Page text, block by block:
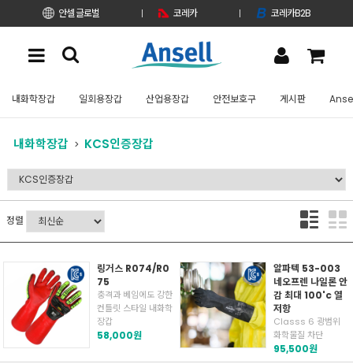
안셀 글로벌 코레카 코레카B2B
내화학장갑 일회용장갑 산업용장갑 안전보호구 게시판
내화학장갑 KCS인증장갑
정렬
링거스 R074/R0
75
충격과 베임에도 강한
컨틀릿 스타일 내화학
장갑
58,000원
알파텍 53-003
네오프렌 나일론 안
감 최대 100'c 열
저항
Classs 6 광범위
화학물질 차단
95,500원